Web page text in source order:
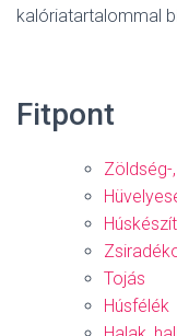
kalóriatartalommal
Fitpont
Zöldség-
Tojás
Húsfélék